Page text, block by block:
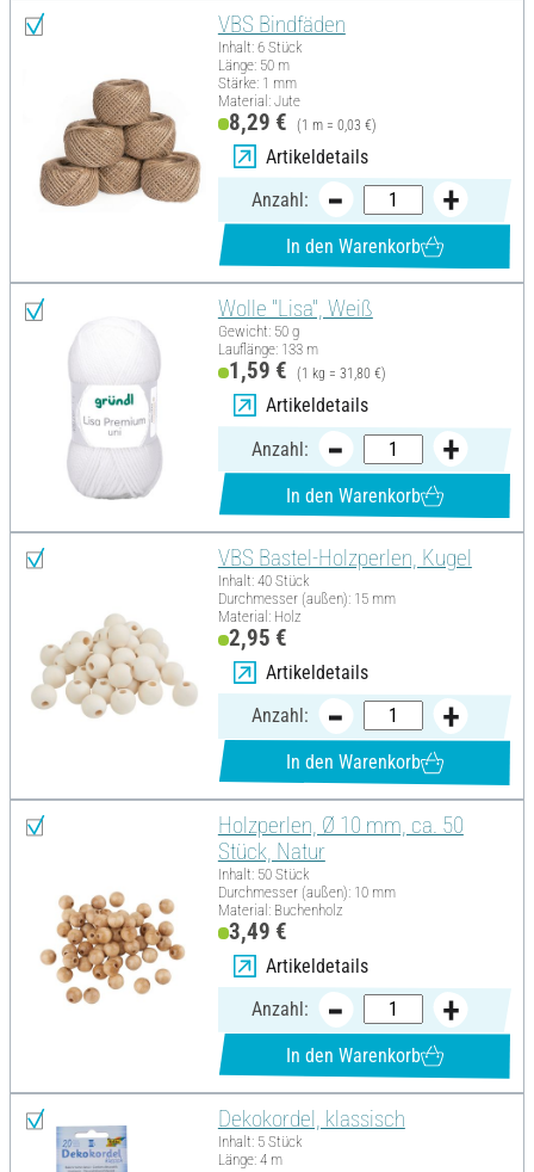
VBS Bindfäden
Inhalt: 6 Stück
Länge: 50 m
Stärke: 1 mm
Material: Jute
8,29 € (1 m = 0,03 €)
Artikeldetails
Anzahl:
In den Warenkorb
Wolle "Lisa", Weiß
Gewicht: 50 g
Lauflänge: 133 m
1,59 € (1 kg = 31,80 €)
Artikeldetails
Anzahl:
In den Warenkorb
VBS Bastel-Holzperlen, Kugel
Inhalt: 40 Stück
Durchmesser (außen): 15 mm
Material: Holz
2,95 €
Artikeldetails
Anzahl:
In den Warenkorb
Holzperlen, Ø 10 mm, ca. 50
Stück, Natur
Inhalt: 50 Stück
Durchmesser (außen): 10 mm
Material: Buchenholz
3,49 €
Artikeldetails
Anzahl:
In den Warenkorb
Dekokordel, klassisch
Inhalt: 5 Stück
Länge: 4 m